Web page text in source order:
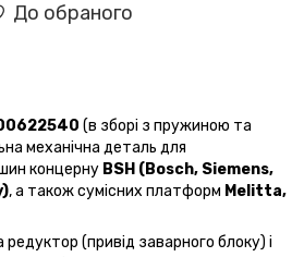
До обраного
(в зборі з пружиною та
механічна деталь для
концерну BSH (Bosch, Siemens,
, а також сумісних платформ Melitta,
(привід заварного блоку) і